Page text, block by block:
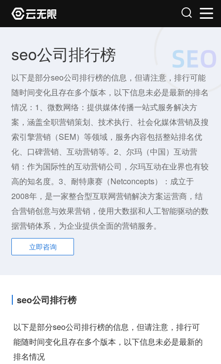
seo公司排行榜
以下是部分seo公司排行榜的信息，但请注意，排行可能
随时间变化且存在多个版本，以下信息未必是最新的排名
情况：1、微数网络：提供媒体传播一站式服务解决方
案，涵盖全职营销策划、技术执行、社会化媒体营销及搜
索引擎营销（SEM）等领域，服务内容包括整站排名优
化、口碑营销、互动营销等。2、尔玛（中国）互动营
销：作为国际性的互动营销公司，尔玛互动在业界也有较
高的知名度。3、耐特康赛（Netconcepts）：成立于
2008年，是一家整合型互联网营销解决方案运营商，结
合营销创意与效果营销，使用大数据和人工智能驱动的数
据营销体系，为企业提供全面的营销服务。
立即咨询
seo公司排行榜
以下是部分seo公司排行榜的信息，但请注意，排行可
能随时间变化且存在多个版本，以下信息未必是最新的
排名情况